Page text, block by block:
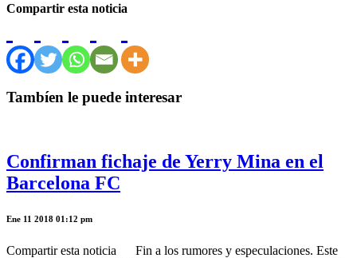
Compartir esta noticia
Tambíen le puede interesar
Confirman fichaje de Yerry Mina en el
Barcelona FC
Ene 11 2018 01:12 pm
Compartir esta noticia Fin a los rumores y especulaciones. Este